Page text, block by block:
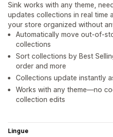
Sink works with any theme,
updates collections in real
your store organized without
Automatically move out-of-
collections
Sort collections by Best
order and more
Collections update instantly
Works with any theme—no
collection edits
Lingue